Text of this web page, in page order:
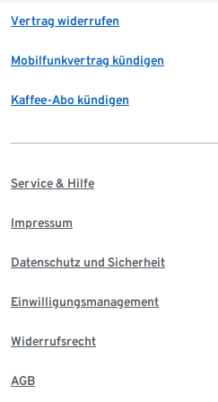
Vertrag widerrufen
Mobilfunkvertrag kündigen
Kaffee-Abo kündigen
Service & Hilfe
Impressum
Datenschutz und Sicherheit
Einwilligungsmanagement
Widerrufsrecht
AGB